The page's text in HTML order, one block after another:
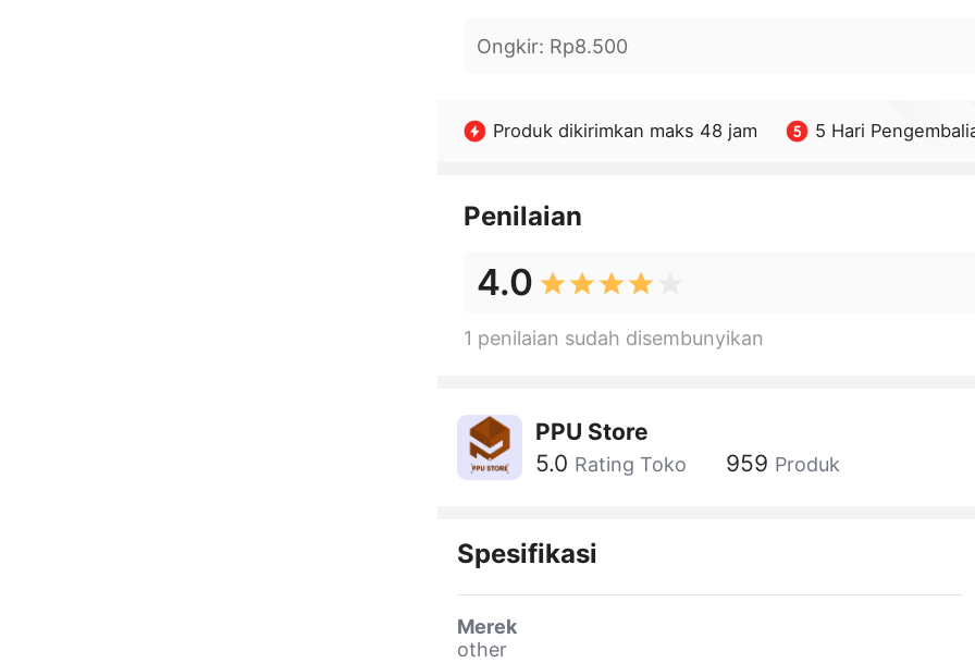
Ongkir: Rp8.500
Produk dikirimkan maks 48 jam 5 Hari
Penilaian
4.0
1 penilaian sudah disembunyikan
PPU Store
5.0 Rating Toko 959 Produk
Spesifikasi
Merek
other